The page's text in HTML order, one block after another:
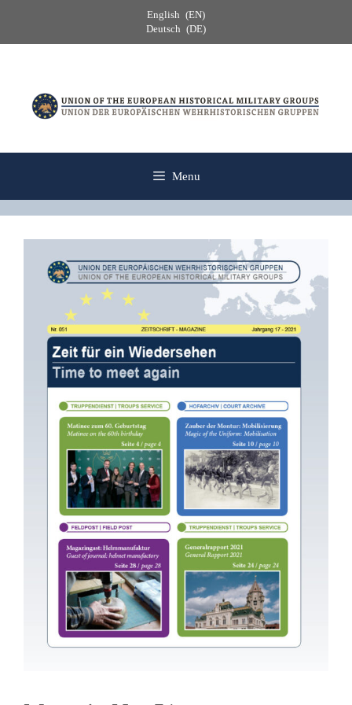
content
English
EN
Deutsch
DE
Menu